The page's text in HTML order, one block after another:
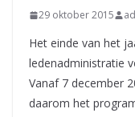
29 oktober 2015
Het einde van het
ledenadministratie
Vanaf 7 december
daarom het